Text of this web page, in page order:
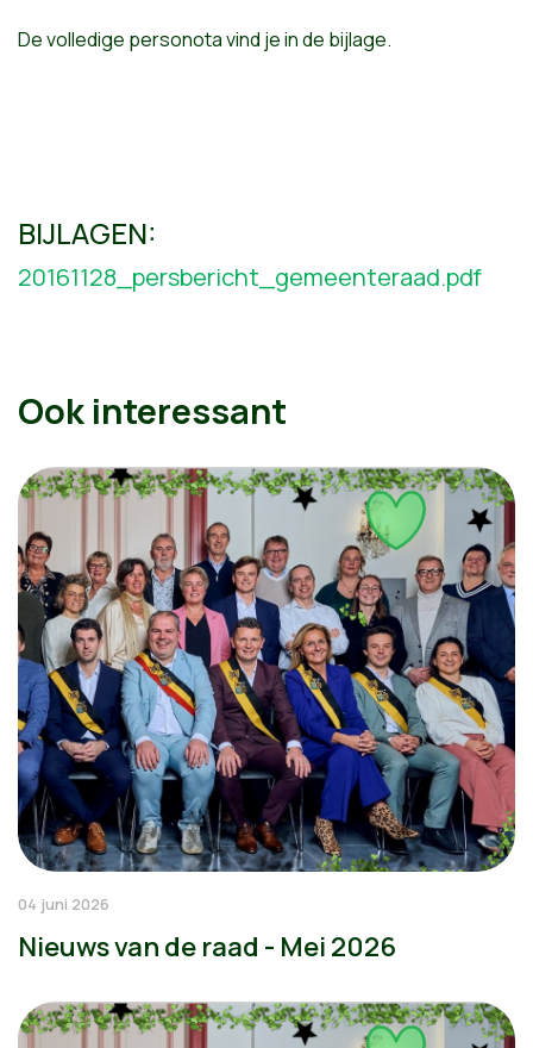
De volledige personota vind je in de bijlage.
BIJLAGEN:
20161128_persbericht_gemeenteraad.pdf
Ook interessant
04 juni 2026
Nieuws van de raad - Mei 2026